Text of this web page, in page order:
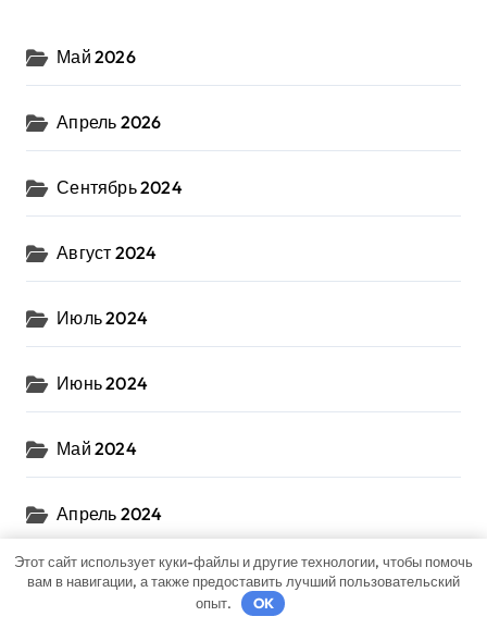
Май 2026
Апрель 2026
Сентябрь 2024
Август 2024
Июль 2024
Июнь 2024
Май 2024
Апрель 2024
Март 2024
Этот сайт использует куки-файлы и другие технологии, чтобы помочь
вам в навигации, а также предоставить лучший пользовательский
опыт.
OK